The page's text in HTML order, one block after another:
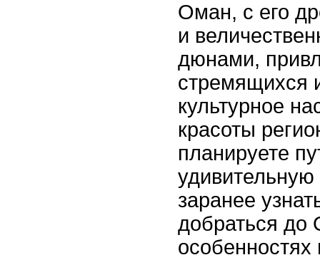
Оман, с его
и
дюнами,
стремящихся
культурное
красоты
планируете
удивительную
заранее
добраться до
особенностях